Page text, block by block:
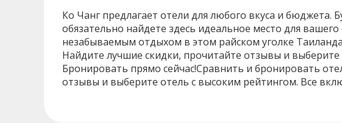
Ко Чанг предлагает отели для любого вкуса и
обязательно найдете здесь идеальное место для
незабываемым отдыхом в этом райском уголке
Найдите лучшие скидки, прочитайте отзывы и
Бронировать прямо сейчас!Сравнить и бронировать
отзывы и выберите отель с высоким рейтингом. Все